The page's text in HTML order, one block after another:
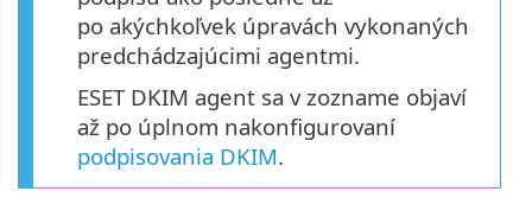
po akýchkoľvek úpravách vykonaných
predchádzajúcimi agentmi.
ESET DKIM agent sa v zozname objaví
až po úplnom nakonfigurovaní
podpisovania DKIM.